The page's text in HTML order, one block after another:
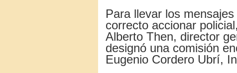
Para llevar los
correcto accionar
Alberto Then, director
designó una comisión
Eugenio Cordero Ubrí,